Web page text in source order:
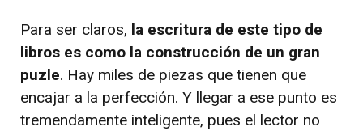
Para ser claros, la escritura de este tipo de
libros es como la construcción de un gran
puzle. Hay miles de piezas que tienen que
encajar a la perfección. Y llegar a ese punto es
tremendamente inteligente, pues el lector no